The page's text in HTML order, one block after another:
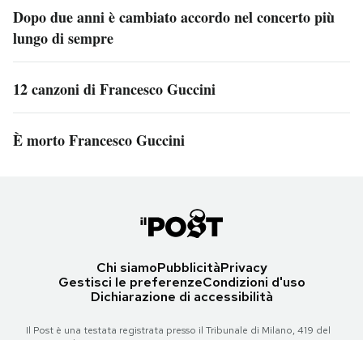
Dopo due anni è cambiato accordo nel concerto più
lungo di sempre
12 canzoni di Francesco Guccini
È morto Francesco Guccini
Chi siamoPubblicitàPrivacy
Gestisci le preferenzeCondizioni d'uso
Dichiarazione di accessibilità
Il Post è una testata registrata presso il Tribunale di Milano, 419 del